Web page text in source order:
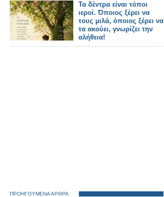
Τα δέντρα είναι τόποι
ιεροί. Όποιος ξέρει να
τους μιλά, όποιος ξέρει να
τα ακούει, γνωρίζει την
αλήθεια!
ΠΡΟΗΓΟΥΜΕΝΑ ΑΡΘΡΑ